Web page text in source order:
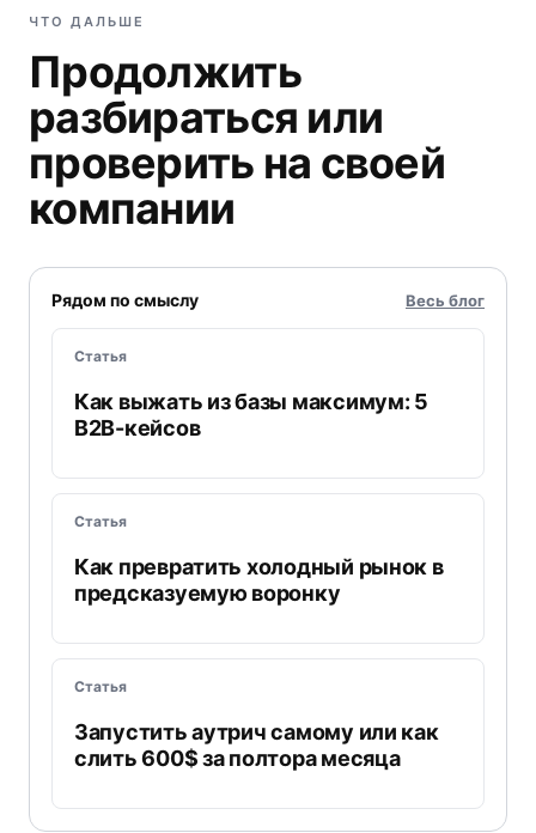
ЧТО ДАЛЬШЕ
Продолжить
разбираться или
проверить на своей
компании
Рядом по смыслу Весь блог
Статья
Как выжать из базы максимум: 5
B2B-кейсов
Статья
Как превратить холодный рынок в
предсказуемую воронку
Статья
Запустить аутрич самому или как
слить 600$ за полтора месяца